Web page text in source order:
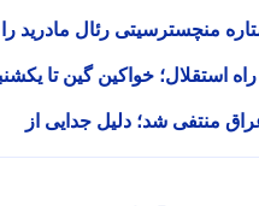
منچسترسیتی رئال مادرید را
استقلال؛ خواکین گین تا یکشنبه
شد؛ دلیل جدایی از